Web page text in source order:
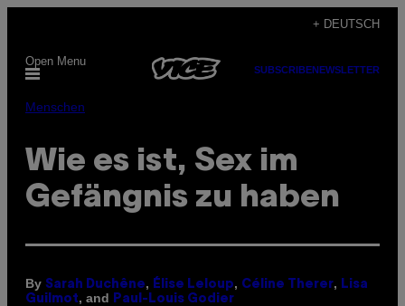
content
+ DEUTSCH
Open Menu
SUBSCRIBENEWSLETTER
Menschen
Wie es ist, Sex im
Gefängnis zu haben
By Sarah Duchêne, Élise Leloup, Céline Therer,
Lisa
Guilmot, and Paul-Louis Godier